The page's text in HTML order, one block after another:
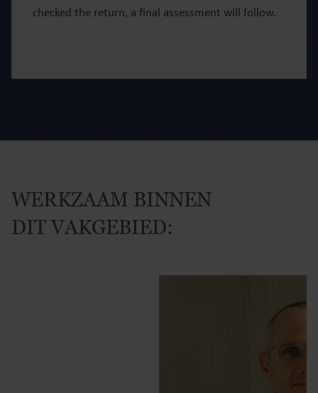
checked the return, a final assessment will follow.
WERKZAAM BINNEN
DIT VAKGEBIED: